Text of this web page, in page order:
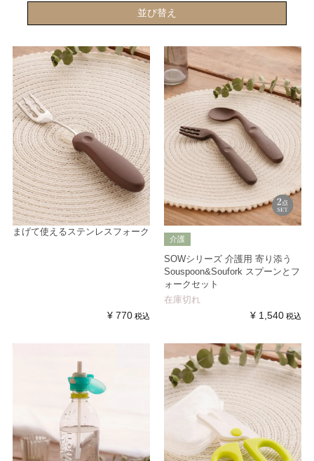
並び替え
まげて使えるステンレスフォーク
¥ 770 税込
介護
SOWシリーズ 介護用 寄り添う
Souspoon&Soufork スプーンとフ
ォークセット
在庫切れ
¥ 1,540 税込